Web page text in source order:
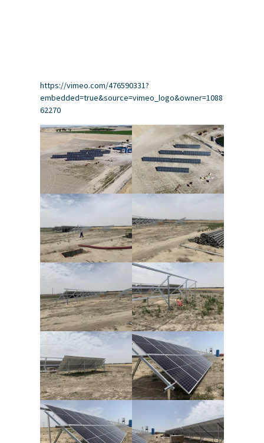
https://vimeo.com/476590331?
embedded=true&source=vimeo_logo&owner=1088
62270